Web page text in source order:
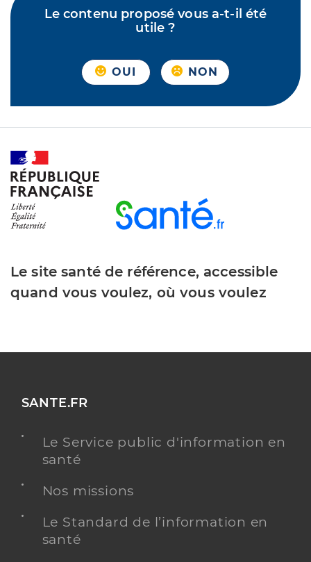
Le contenu proposé vous a-t-il été
utile ?
OUI NON
Le site santé de référence, accessible
quand vous voulez, où vous voulez
SANTE.FR
Le Service public d'information en
santé
Nos missions
Le Standard de l’information en
santé